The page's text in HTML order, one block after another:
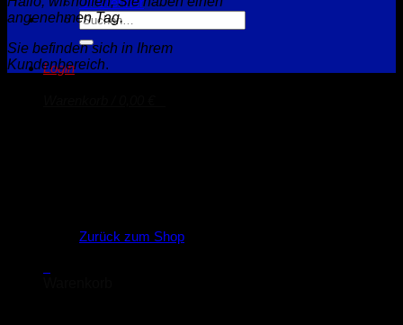
Suche
nach:
Login
Zurück zum Shop
angenehmen Tag.
Sie befinden sich in Ihrem
Kundenbereich.